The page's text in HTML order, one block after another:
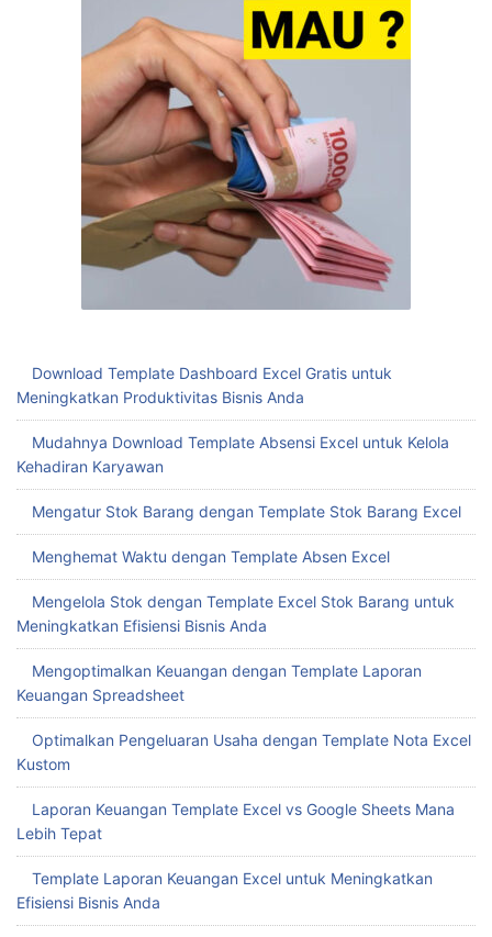
Download Template Dashboard Excel Gratis untuk
Meningkatkan Produktivitas Bisnis Anda
Mudahnya Download Template Absensi Excel untuk Kelola
Kehadiran Karyawan
Mengatur Stok Barang dengan Template Stok Barang Excel
Menghemat Waktu dengan Template Absen Excel
Mengelola Stok dengan Template Excel Stok Barang untuk
Meningkatkan Efisiensi Bisnis Anda
Mengoptimalkan Keuangan dengan Template Laporan
Keuangan Spreadsheet
Optimalkan Pengeluaran Usaha dengan Template Nota Excel
Kustom
Laporan Keuangan Template Excel vs Google Sheets Mana
Lebih Tepat
Template Laporan Keuangan Excel untuk Meningkatkan
Efisiensi Bisnis Anda